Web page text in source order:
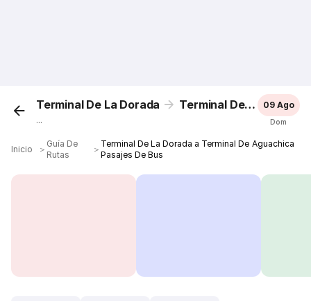
Terminal De La Dorada Terminal De Aguachica
...
09 Ago
Dom
Inicio ＞
Guía De
Rutas
＞
Terminal De La Dorada a Terminal De Aguachica
Pasajes De Bus